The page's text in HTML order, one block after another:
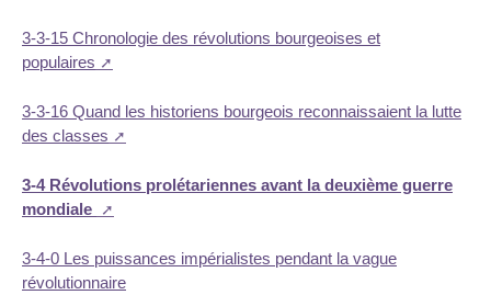
3-3-15 Chronologie des révolutions bourgeoises et
populaires
3-3-16 Quand les historiens bourgeois reconnaissaient la lutte
des classes
3-4 Révolutions prolétariennes avant la deuxième guerre
mondiale
3-4-0 Les puissances impérialistes pendant la vague
révolutionnaire